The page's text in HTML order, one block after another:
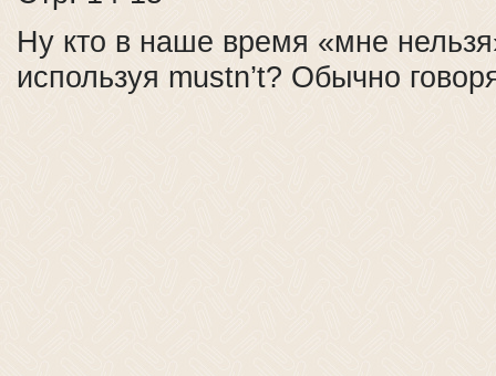
Ну кто в наше время «мне
используя mustn’t? Обычно